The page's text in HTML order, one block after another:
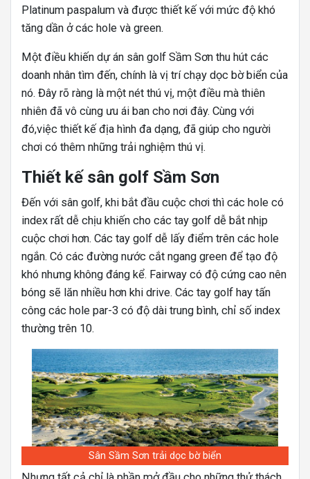
Platinum paspalum và được thiết kế với mức độ khó
tăng dần ở các hole và green.
Một điều khiến dự án sân golf Sầm Sơn thu hút các
doanh nhân tìm đến, chính là vị trí chạy dọc bờ biển của
nó. Đây rõ ràng là một nét thú vị, một điều mà thiên
nhiên đã vô cùng ưu ái ban cho nơi đây. Cùng với
đó,việc thiết kế địa hình đa dạng, đã giúp cho người
chơi có thêm những trải nghiệm thú vị.
Thiết kế sân golf Sầm Sơn
Đến với sân golf, khi bắt đầu cuộc chơi thì các hole có
index rất dễ chịu khiến cho các tay golf dễ bắt nhịp
cuộc chơi hơn. Các tay golf dễ lấy điểm trên các hole
ngắn. Có các đường nước cắt ngang green để tạo độ
khó nhưng không đáng kể. Fairway có độ cứng cao nên
bóng sẽ lăn nhiều hơn khi drive. Các tay golf hay tấn
công các hole par-3 có độ dài trung bình, chỉ số index
thường trên 10.
Sân Sầm Sơn trải dọc bờ biển